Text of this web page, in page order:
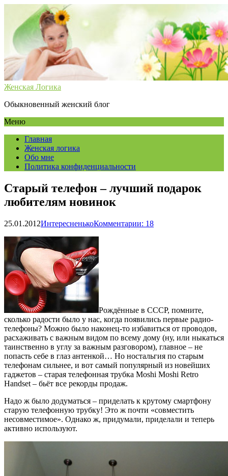
Женская Логика
Обыкновенный женский блог
Меню
Главная
Женская логика
Обо мне
Политика конфиденциальности
Старый телефон – лучший подарок
любителям новинок
25.01.2012ИнтересненькоКомментарии: 18
Рождённые в СССР, помните,
сколько радости было у нас, когда появились первые радио-
телефоны? Можно было наконец-то избавиться от проводов,
расхаживать с важным видом по всему дому (ну, или ныкаться
таинственно в углу за важным разговором), главное – не
попасть себе в глаз антенкой… Но ностальгия по старым
телефонам сильнее, и вот самый популярный из новейших
гаджетов – старая телефонная трубка Moshi Moshi Retro
Handset – бьёт все рекорды продаж.
Надо ж было додуматься – приделать к крутому смартфону
старую телефонную трубку! Это ж почти «совместить
несовместимое». Однако ж, придумали, приделали и теперь
активно используют.